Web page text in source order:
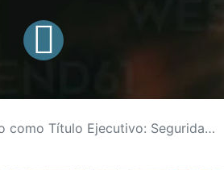
Seguridad Jurídica frente a la Morosidad en Venezuela